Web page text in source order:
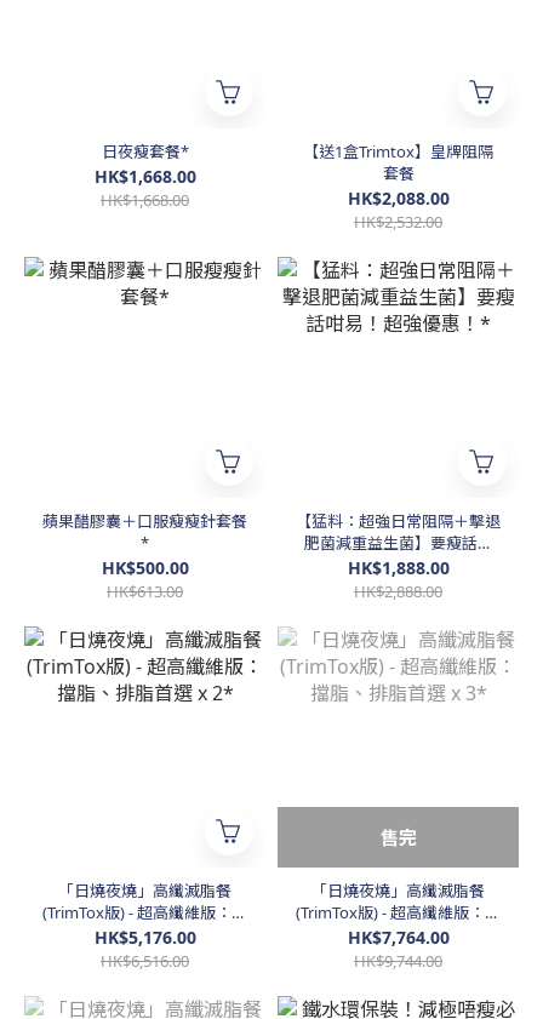
日夜瘦套餐*
HK$1,668.00
HK$1,668.00
【送1盒Trimtox】皇牌阻隔
套餐
HK$2,088.00
HK$2,532.00
蘋果醋膠囊＋口服瘦瘦針套餐
*
HK$500.00
HK$613.00
【猛料：超強日常阻隔＋擊退
肥菌減重益生菌】要瘦話咁
易！超強優惠！*
HK$1,888.00
HK$2,888.00
「日燒夜燒」高纖滅脂餐
(TrimTox版) - 超高纖維版：擋
脂、排脂首選 x 2*
HK$5,176.00
HK$6,516.00
售完
「日燒夜燒」高纖滅脂餐
(TrimTox版) - 超高纖維版：擋
脂、排脂首選 x 3*
HK$7,764.00
HK$9,744.00